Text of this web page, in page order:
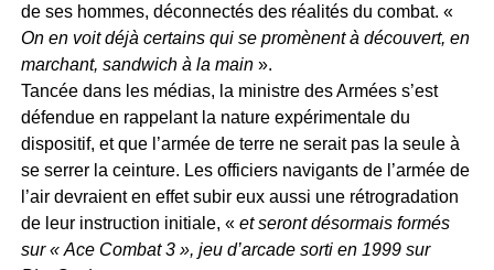
de ses hommes, déconnectés des réalités du combat. «
On en voit déjà certains qui se promènent à découvert, en
marchant, sandwich à la main».
Tancée dans les médias, la ministre des Armées s’est
défendue en rappelant la nature expérimentale du
dispositif, et que l’armée de terre ne serait pas la seule à
se serrer la ceinture. Les officiers navigants de l’armée de
l’air devraient en effet subir eux aussi une rétrogradation
de leur instruction initiale, «et seront désormais formés
sur « Ace Combat 3 », jeu d’arcade sorti en 1999 sur